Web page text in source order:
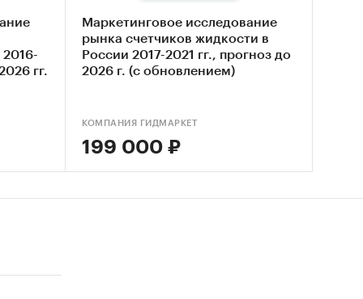
2016-
гг.
Маркетинговое исследование
рынка счетчиков жидкости в
России 2017-2021 гг., прогноз до
2026 г. (с обновлением)
КОМПАНИЯ ГИДМАРКЕТ
199 000 ₽